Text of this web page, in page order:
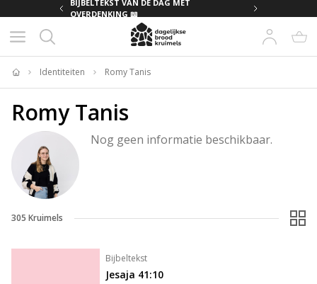
BIJBELTEKST VAN DE DAG MET
OVERDENKING 📖
Home
Identiteiten Romy Tanis
Romy Tanis
Nog geen informatie beschikbaar.
305 Kruimels
Bijbeltekst
Jesaja 41:10